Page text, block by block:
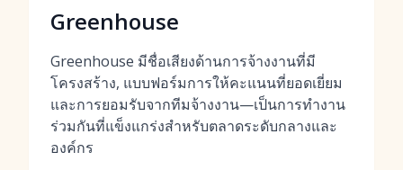
Greenhouse
Greenhouse มีชื่อเสียงด้านการจ้างงานที่มี
โครงสร้าง, แบบฟอร์มการให้คะแนนที่ยอดเยี่ยม
และการยอมรับจากทีมจ้างงาน—เป็นการทำงาน
ร่วมกันที่แข็งแกร่งสำหรับตลาดระดับกลางและ
องค์กร